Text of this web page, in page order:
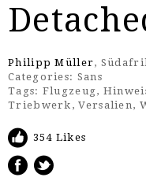
Philipp Müller,
Categories: Sans
Tags: Flugzeug,
Triebwerk ,Versalien,
354 Likes